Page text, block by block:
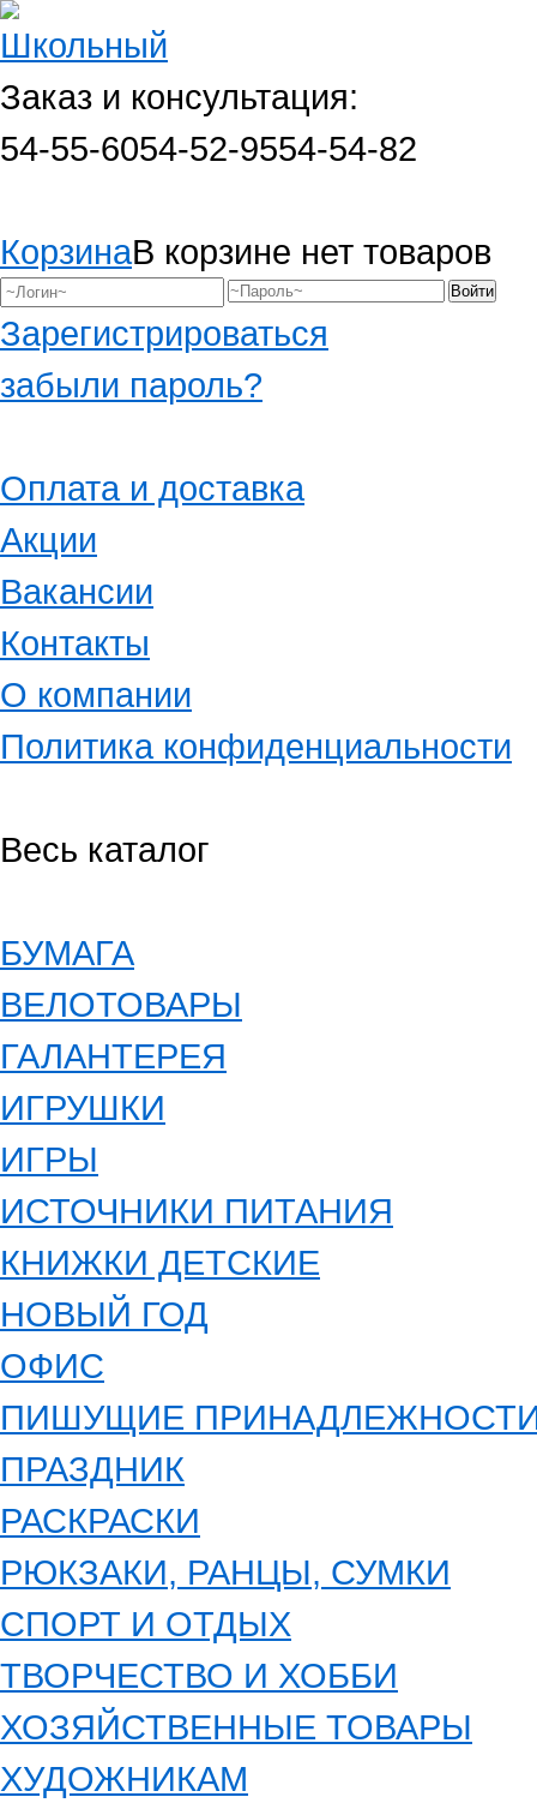
Заказ и консультация:
54-55-6054-52-9554-54-82
КорзинаВ корзине нет товаров
Зарегистрироваться
забыли пароль?
Оплата и доставка
Акции
Вакансии
Контакты
О компании
Политика конфиденциальности
Весь каталог
БУМАГА
ВЕЛОТОВАРЫ
ГАЛАНТЕРЕЯ
ИГРУШКИ
ИГРЫ
ИСТОЧНИКИ ПИТАНИЯ
КНИЖКИ ДЕТСКИЕ
НОВЫЙ ГОД
ОФИС
ПИШУЩИЕ
ПРАЗДНИК
РАСКРАСКИ
РЮКЗАКИ, РАНЦЫ, СУМКИ
СПОРТ И ОТДЫХ
ТВОРЧЕСТВО И ХОББИ
ХОЗЯЙСТВЕННЫЕ ТОВАРЫ
ХУДОЖНИКАМ